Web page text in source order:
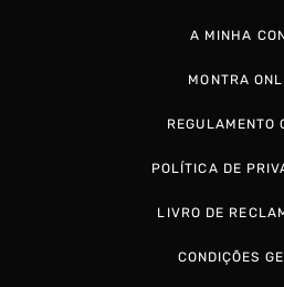
POLÍTICA DE
LIVRO DE
CONDIÇÕES
A MINHA
MONTRA
REGULAMENTO